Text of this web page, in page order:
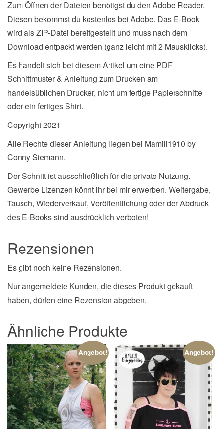
Zum Öffnen der Dateien benötigst du den Adobe Reader.
Diesen bekommst du kostenlos bei Adobe. Das E-Book
wird als ZIP-Datei bereitgestellt und muss nach dem
Download entpackt werden (ganz leicht mit 2 Mausklicks).
Es handelt sich bei diesem Artikel um eine PDF
Schnittmuster & Anleitung zum Drucken am
handelsüblichen Drucker, nicht um fertige Papierschnitte
oder ein fertiges Shirt.
Copyright 2021
Alle Rechte dieser Anleitung liegen bei Mamili1910 by
Conny Siemann.
Der Schnitt ist ausschließlich für die private Nutzung.
Gewerbe Lizenzen könnt ihr bei mir erwerben. Weitergabe,
Tausch, Wiederverkauf, Veröffentlichung oder der Abdruck
des E-Books sind ausdrücklich verboten!
Rezensionen
Es gibt noch keine Rezensionen.
Nur angemeldete Kunden, die dieses Produkt gekauft
haben, dürfen eine Rezension abgeben.
Ähnliche Produkte
Angebot! Angebot!